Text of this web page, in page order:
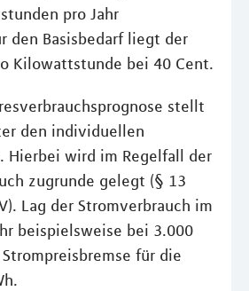
pro Jahr
den Basisbedarf liegt der
Kilowattstunde bei 40 Cent.
stellt
den individuellen
Hierbei wird im Regelfall der
zugrunde gelegt (§ 13
Lag der Stromverbrauch im
beispielsweise bei 3.000
für die